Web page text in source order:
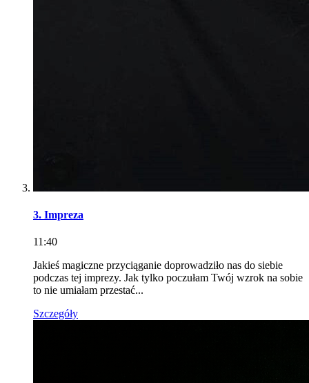
3. Impreza
11:40
Jakieś magiczne przyciąganie doprowadziło nas do siebie
podczas tej imprezy. Jak tylko poczułam Twój wzrok na sobie
to nie umiałam przestać...
Szczegóły